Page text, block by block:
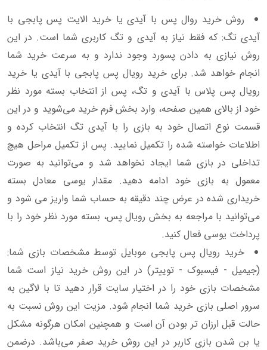
روش خرید روال پس با آیدی یا خرید الایت پس پابجی با
آیدی تگ: که فقط نیاز به آیدی و تگ کاربری شما است. در این
روش نیازی به دادن پسورد وجود ندارد و به سرعت خرید شما
انجام خواهد شد. برای خرید رویال پس پابجی با آیدی یا خرید
رویال پس پلاس با آیدی و تگ، پس از انتخاب بسته مورد نظر
خود از بالای همین صفحه، وارد بخش فرم خرید می‌شوید و در این
قسمت نوع اتصال خود به بازی را با آیدی تگ انتخاب کرده و
اطلاعات خواسته شده را تکمیل نمایید. پس از تکمیل مراحل هیچ
تداخلی در بازی شما ایجاد نخواهد شد و می‌توانید به صورت
معمول به بازی خود ادامه دهید. مقدار یوسی معادل بسته
خریداری شده در عرض چند دقیقه به حساب شما واریز می شود و
می‌توانید با مراجعه به بخش رویال پس، بسته مورد نظر خود را با
پرداخت یوسی فعال کنید.
خرید رویال پس پابجی موبایل توسط مشخصات بازی شما:
(جیمیل - فیسبوک - توییتر) در این روش خرید نیاز است شما
مشخصات بازی خود را در اختیار سایت قرار دهید تا با لاگین به
سرور اصلی بازی خرید شما انجام شود. مزیت این روش نسبت به
حالت قبل ارزان تر بودن آن است و همچنین امکان هرگونه مشکل
یا بن شدن بازی کاربر در این روش خرید صفر می‌باشد. درضمن